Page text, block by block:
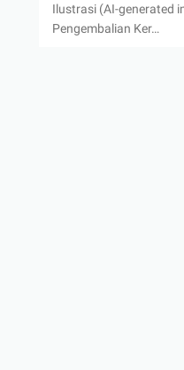
Ilustrasi (AI-generated
Pengembalian Ker…